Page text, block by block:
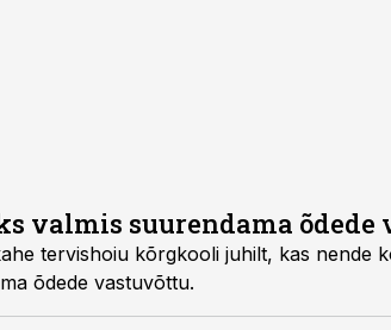
valmis suurendama
tervishoiu kõrgkooli juhilt, kas nende
õdede vastuvõttu.